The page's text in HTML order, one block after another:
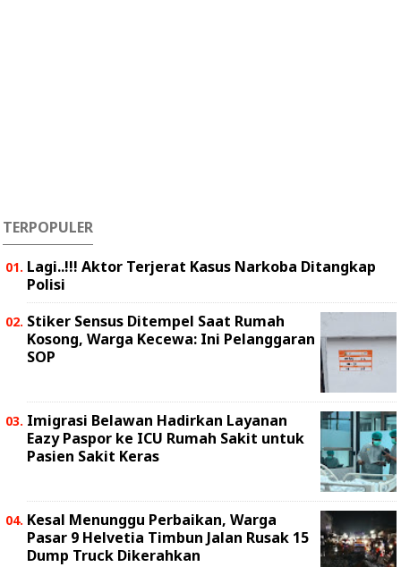
TERPOPULER
Lagi..!!! Aktor Terjerat Kasus Narkoba Ditangkap
Polisi
Stiker Sensus Ditempel Saat Rumah
Kosong, Warga Kecewa: Ini Pelanggaran
SOP
Imigrasi Belawan Hadirkan Layanan
Eazy Paspor ke ICU Rumah Sakit untuk
Pasien Sakit Keras
Kesal Menunggu Perbaikan, Warga
Pasar 9 Helvetia Timbun Jalan Rusak 15
Dump Truck Dikerahkan